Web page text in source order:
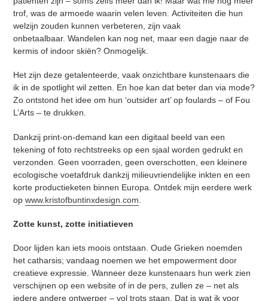
trof, was de armoede waarin velen leven. Activiteiten die hun
welzijn zouden kunnen verbeteren, zijn vaak
onbetaalbaar. Wandelen kan nog net, maar een dagje naar de
kermis of indoor skiën? Onmogelijk.
Het zijn deze getalenteerde, vaak onzichtbare kunstenaars die
ik in de spotlight wil zetten. En hoe kan dat beter dan via mode?
Zo ontstond het idee om hun ‘outsider art’ op foulards – of Fou
L’Arts – te drukken.
Dankzij print-on-demand kan een digitaal beeld van een
tekening of foto rechtstreeks op een sjaal worden gedrukt en
verzonden. Geen voorraden, geen overschotten, een kleinere
ecologische voetafdruk dankzij milieuvriendelijke inkten en een
korte productieketen binnen Europa. Ontdek mijn eerdere werk
op www.kristofbuntinxdesign.com
Zotte kunst, zotte initiatieven
Door lijden kan iets moois ontstaan. Oude Grieken noemden
het catharsis; vandaag noemen we het empowerment door
creatieve expressie. Wanneer deze kunstenaars hun werk zien
verschijnen op een website of in de pers, zullen ze – net als
iedere andere ontwerper – vol trots staan. Dat is wat ik voor